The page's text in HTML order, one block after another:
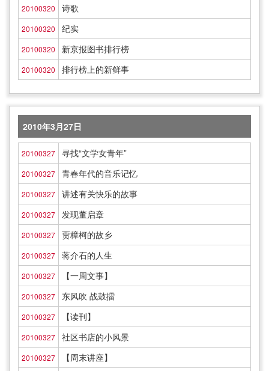
20100320 诗歌
20100320 纪实
20100320 新京报图书排行榜
20100320 排行榜上的新鲜事
2010年3月27日
20100327 寻找“文学女青年”
20100327 青春年代的音乐记忆
20100327 讲述有关快乐的故事
20100327 发现董启章
20100327 贾樟柯的故乡
20100327 蒋介石的人生
20100327 【一周文事】
20100327 东风吹 战鼓擂
20100327 【读刊】
20100327 社区书店的小风景
20100327 【周末讲座】